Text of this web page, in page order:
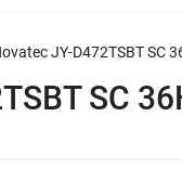
JY-D472TSBT SC
SC